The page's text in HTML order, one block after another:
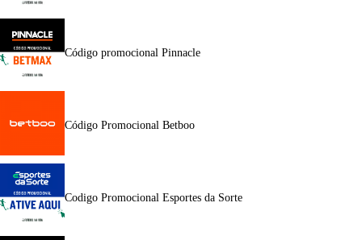
Código promocional Pinnacle
Código Promocional Betboo
Codigo Promocional Esportes da Sorte